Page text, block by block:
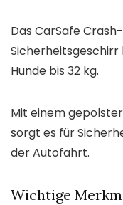
Das CarSafe
Hunde bis 32 kg.
Mit einem
sorgt es für
der Autofahrt.
Wichtige